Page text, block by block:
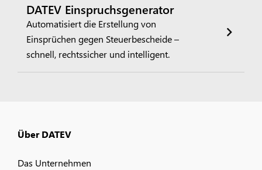
DATEV Einspruchsgenerator
Automatisiert die Erstellung von
Einsprüchen gegen Steuerbescheide –
schnell, rechtssicher und intelligent.
Über DATEV
Das Unternehmen